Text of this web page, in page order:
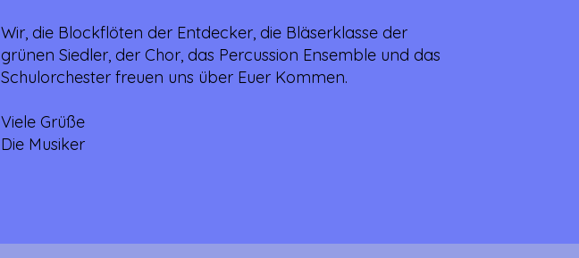
Wir, die Blockflöten der Entdecker, die Bläserklasse der
grünen Siedler, der Chor, das Percussion Ensemble und das
Schulorchester freuen uns über Euer Kommen.
Viele Grüße
Die Musiker